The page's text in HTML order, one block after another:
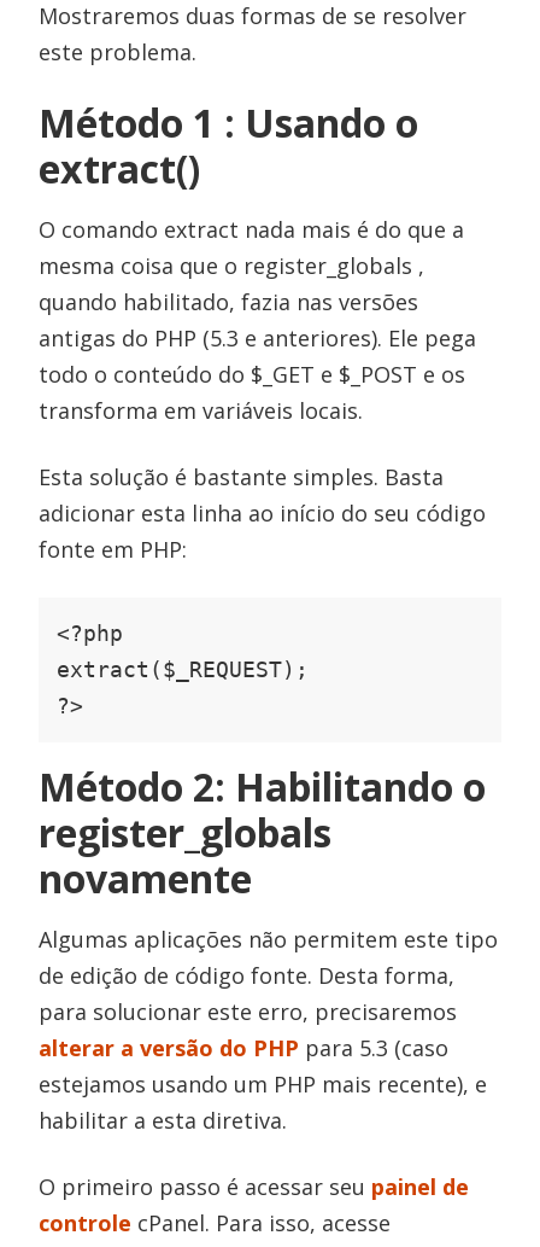
Mostraremos duas formas de se resolver
este problema.
Método 1 : Usando o
extract()
O comando extract nada mais é do que a
mesma coisa que o register_globals ,
quando habilitado, fazia nas versões
antigas do PHP (5.3 e anteriores). Ele pega
todo o conteúdo do $_GET e $_POST e os
transforma em variáveis locais.
Esta solução é bastante simples. Basta
adicionar esta linha ao início do seu código
fonte em PHP:
<?php
extract($_REQUEST);
?>
Método 2: Habilitando o
register_globals
novamente
Algumas aplicações não permitem este tipo
de edição de código fonte. Desta forma,
para solucionar este erro, precisaremos
alterar a versão do PHP para 5.3 (caso
estejamos usando um PHP mais recente), e
habilitar a esta diretiva.
O primeiro passo é acessar seu painel de
controle cPanel. Para isso, acesse